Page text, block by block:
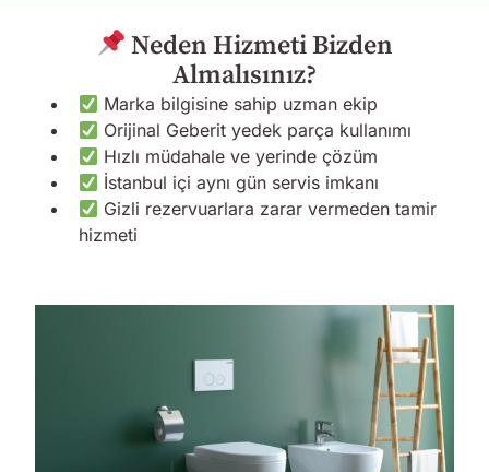
Neden Hizmeti Bizden
Almalısınız?
Marka bilgisine sahip uzman ekip
Orijinal Geberit yedek parça kullanımı
Hızlı müdahale ve yerinde çözüm
İstanbul içi aynı gün servis imkanı
Gizli rezervuarlara zarar vermeden tamir
hizmeti